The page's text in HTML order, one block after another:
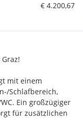
€ 4.200,67
mit einem
Schlafbereich,
Ein großzügiger
für zusätzlichen